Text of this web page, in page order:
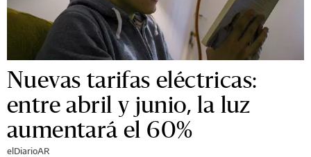
Nuevas tarifas eléctricas:
entre abril y junio, la luz
aumentará el 60%
elDiarioAR